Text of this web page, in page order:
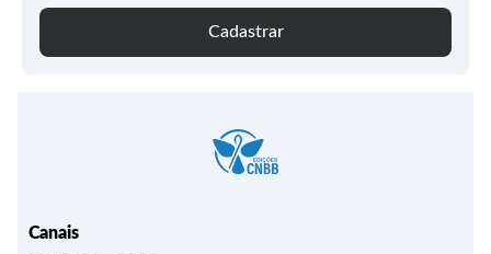
Cadastrar
Canais